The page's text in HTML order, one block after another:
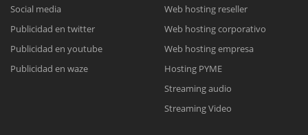
Nuestros ejecutivos le enviarán un correo electrónico con el enlace a
Meet para la reunión online.
Cotización
Complete el formulario y nos contactaremos a la brevedad.
Chat Online
para enviarnos un correo electrónico con sus datos personales.
Social media
Publicidad en twitter
Publicidad en youtube
Publicidad en waze
Web hosting reseller
Web hosting corporativo
Web hosting empresa
Hosting PYME
Streaming audio
Streaming Video